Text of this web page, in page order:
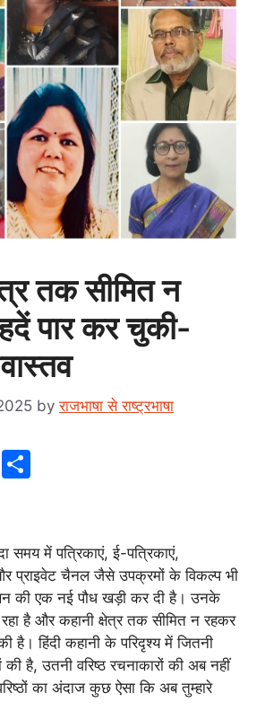
तक सीमित न
पार कर चुकी-
byराजभाषा से राष्ट्रभाषा
F
e
समय में पत्रिकाएं, ई-पत्रिकाएं,
प्राइवेट चैनल जैसे उपक्रमों के विकल्प भी
की एक नई पौध खड़ी कर दी है। उनके
है और कहानी क्षेत्र तक सीमित न रहकर
है। हिंदी कहानी के परिदृश्य में जितनी
की है, उतनी वरिष्ठ रचनाकारों की अब नहीं
का अंदाज कुछ ऐसा कि अब तुम्हारे